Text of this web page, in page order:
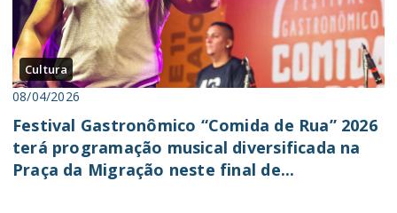
Cultura
08/04/2026
Festival Gastronômico “Comida de Rua” 2026
terá programação musical diversificada na
Praça da Migração neste final de...